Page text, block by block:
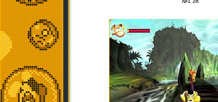
NFL 2K